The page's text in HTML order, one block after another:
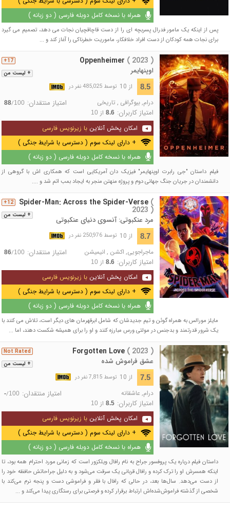
همراه با نسخه کامل دوبله فارسی ( دو زبانه )
پس از اینکه یک مامور فدرال پسربچه ای را از دست قاچاقچیان نجات می دهد، تصمیم می گیرد
برای نجات همه کودکان از دست افراد خلافکار، ماموریت خطرناکی را آغاز کند و ...
+ لیست من
17+ Oppenheimer ( 2023 )
اوپنهایمر
8.5 از 10 توسط 485,025 نفر در
درام,بیوگرافی , تاریخی امتیاز منتقدان: 88/100
امتیاز کاربران: 8.6از 10
امکان پخش آنلاین با زیرنویس فارسی
+ دارای لینک سوم ( دسترسی با شرایط جنگی )
همراه با نسخه کامل دوبله فارسی ( دو زبانه )
فیلم داستان "جی رابرت اوپنهایمر" فیزیک دان آمریکایی است که همکاری اش با گروهی از
دانشمندان در جریان جنگ جهانی دوم و پروژه منهتن منجر به ایجاد بمب اتم شد و ....
+ لیست من
12+ Spider-Man: Across the Spider-Verse (
2023 )
مرد عنکبوتی: آنسوی دنیای عنکبوتی
8.7 از 10 توسط 250,976 نفر در
ماجراجویی, اکشن , انیمیشن امتیاز منتقدان: 86/100
امتیاز کاربران: 8.6از 10
امکان پخش آنلاین با زیرنویس فارسی
+ دارای لینک سوم ( دسترسی با شرایط جنگی )
همراه با نسخه کامل دوبله فارسی ( دو زبانه )
مایلز مورالس به همراه گوئن و تیم جدیدشان که شامل ابرقهرمان های دیگر است، تلاش می کنند با
یک شرور قدرتمند و بدجنس در مولتی ورس مبارزه کنند و او را برای همیشه شکست دهند، اما ...
+ لیست من
Not Rated Forgotten Love ( 2023 )
عشق فراموش شده
7.5 از 10 توسط 7,815 نفر در
درام,عاشقانه امتیاز منتقدان: -/100
امتیاز کاربران: 8.5از 10
امکان پخش آنلاین با زیرنویس فارسی
+ دارای لینک سوم ( دسترسی با شرایط جنگی )
همراه با نسخه کامل دوبله فارسی ( دو زبانه )
داستان فیلم درباره یک پروفسور جراح به نام رافال ویلکزور است که زمانی مورد احترام همه بود، تا
اینکه همسرش او را ترک کرده و رافال قربانی یک سرقت می‌شود و به دلیل جراحاتش حافظه خود را
از دست می‌دهد. سال‌ها بعد، در حالی که رافال با فقر و فراموشی دست و پنجه نرم می‌کند با
شخصی از گذشته فراموش‌شده‌اش ارتباط برقرار کرده و فرصتی برای رستگاری پیدا می‌کند و ...